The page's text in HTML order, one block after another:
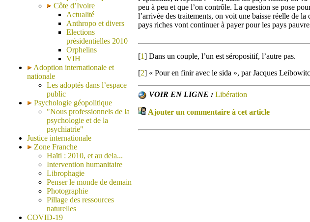
Côte d’Ivoire
Actualité
Anthropo et divers
Elections
présidentielles 2010
Orphelins
VIH
Adoption internationale et
nationale
Les adoptés dans l’espace
public
Psychologie géopolitique
"Nous professionnels de la
psychologie et de la
psychiatrie"
Justice internationale
Zone Franche
Haïti : 2010, et au dela...
Intervention humanitaire
Librophagie
Penser le monde de demain
Photographie
Pillage des ressources
naturelles
COVID-19
peu à peu et que l’on contrôle. La question se pose
l’arrivée des traitements, on voit une baisse réelle de
pays riches vont continuer à payer pour les pays
[1] Dans un couple, l’un est séropositif, l’autre pas.
[2] « Pour en finir avec le sida », par Jacques
VOIR EN LIGNE : Libération
Ajouter un commentaire à cet article